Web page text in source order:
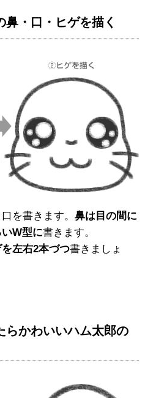
鼻・口・ヒゲを描く
を書きます。 鼻は目の間に
W型に書きます。
左右2本づつ書きましょ
らかわいいハム太郎の